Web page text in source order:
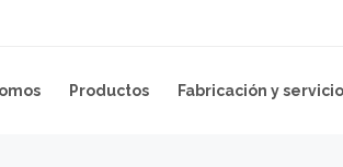
Productos Fabricación y